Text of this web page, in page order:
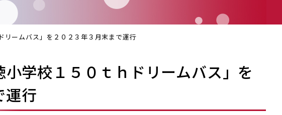
ームバス」を２０２３年３月末まで運行
学校１５０ｔｈドリームバス」を
運行